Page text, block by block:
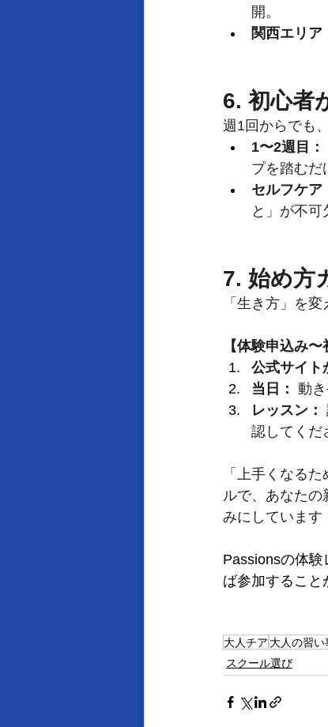
開。
関西エリア
6. 初心者
週1回からでも
1〜2週目：
プを踏むだ
セルフケア
と」が不可
7. 始め方
「生き方」を
【体験申込み〜
公式サイト
当日： 動
レッスン：
認してくだ
「上手くなる
ルで、あなたの
みにしています
Passionsの体
ば参加すること
大人チア 大人の習い
スクール選び